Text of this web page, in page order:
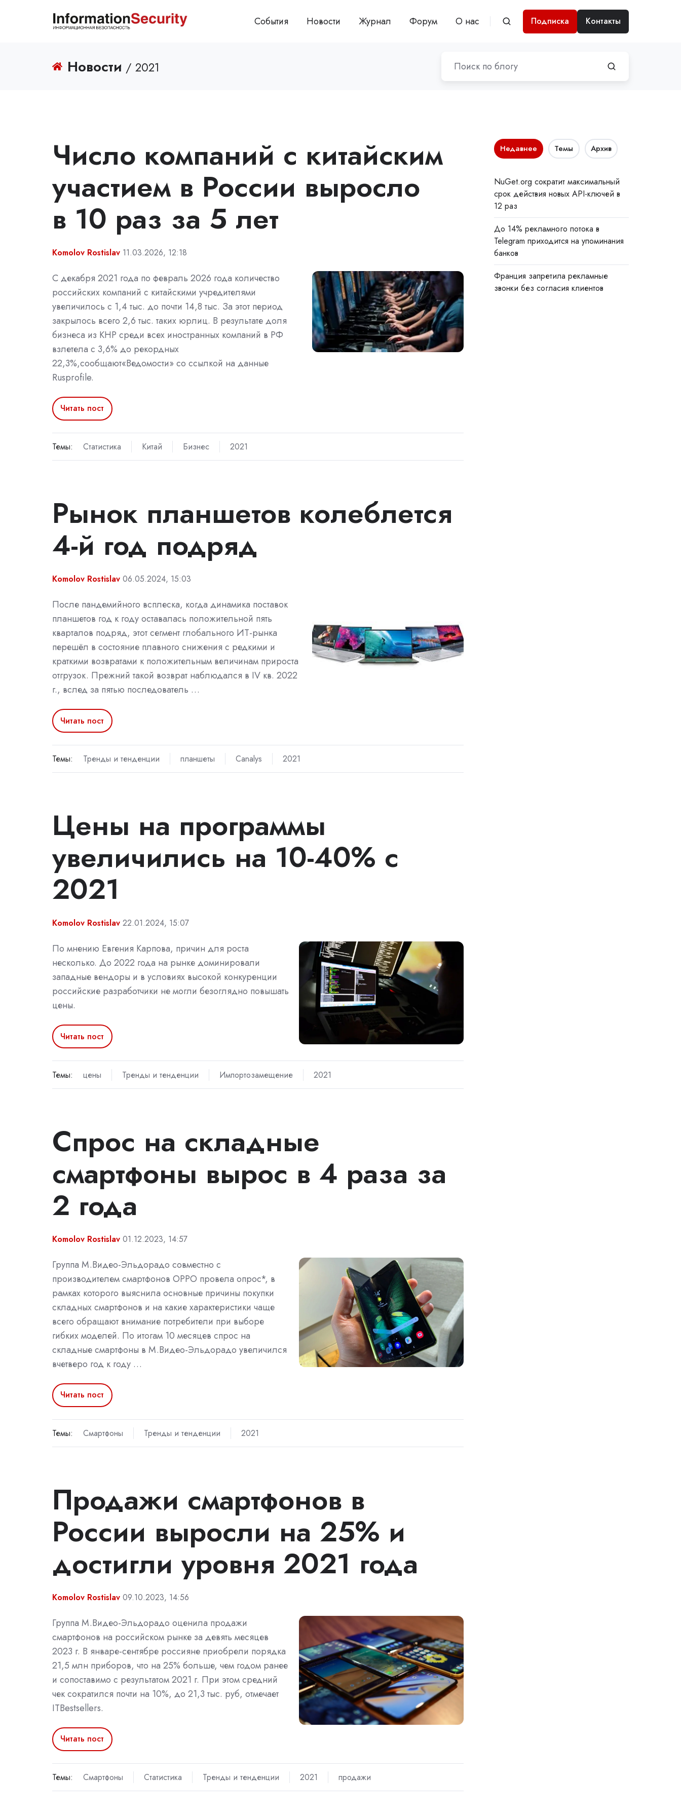
События Новости Журнал Форум О нас Подписка Контакты
Новости / 2021
Число компаний с китайским
участием в России выросло
в 10 раз за 5 лет
Komolov Rostislav 11.03.2026, 12:18
С декабря 2021 года по февраль 2026 года количество
российских компаний с китайскими учредителями
увеличилось с 1,4 тыс. до почти 14,8 тыс. За этот период
закрылось всего 2,6 тыс. таких юрлиц. В результате доля
бизнеса из КНР среди всех иностранных компаний в РФ
взлетела с 3,6% до рекордных
22,3%,сообщают«Ведомости» со ссылкой на данные
Rusprofile.
Читать пост
Темы: Статистика Китай Бизнес 2021
Рынок планшетов колеблется
4-й год подряд
Komolov Rostislav 06.05.2024, 15:03
После пандемийного всплеска, когда динамика поставок
планшетов год к году оставалась положительной пять
кварталов подряд, этот сегмент глобального ИТ-рынка
перешёл в состояние плавного снижения с редкими и
краткими возвратами к положительным величинам прироста
отгрузок. Прежний такой возврат наблюдался в IV кв. 2022
г., вслед за пятью последователь …
Читать пост
Темы: Тренды и тенденции планшеты Canalys 2021
Цены на программы
увеличились на 10-40% с
2021
Komolov Rostislav 22.01.2024, 15:07
По мнению Евгения Карпова, причин для роста
несколько. До 2022 года на рынке доминировали
западные вендоры и в условиях высокой конкуренции
российские разработчики не могли безоглядно повышать
цены.
Читать пост
Темы: цены Тренды и тенденции Импортозамещение 2021
Cпрос на складные
смартфоны вырос в 4 раза за
2 года
Komolov Rostislav 01.12.2023, 14:57
Группа М.Видео-Эльдорадо совместно с
производителем смартфонов OPPO провела опрос*, в
рамках которого выяснила основные причины покупки
складных смартфонов и на какие характеристики чаще
всего обращают внимание потребители при выборе
гибких моделей. По итогам 10 месяцев спрос на
складные смартфоны в М.Видео-Эльдорадо увеличился
вчетверо год к году …
Читать пост
Темы: Смартфоны Тренды и тенденции 2021
Продажи смартфонов в
России выросли на 25% и
достигли уровня 2021 года
Komolov Rostislav 09.10.2023, 14:56
Группа М.Видео-Эльдорадо оценила продажи
смартфонов на российском рынке за девять месяцев
2023 г. В январе-сентябре россияне приобрели порядка
21,5 млн приборов, что на 25% больше, чем годом ранее
и сопоставимо с результатом 2021 г. При этом средний
чек сократился почти на 10%, до 21,3 тыс. руб, отмечает
ITBestsellers.
Читать пост
Темы: Смартфоны Статистика Тренды и тенденции 2021 продажи
Недавнее Темы Архив
NuGet.org сократит максимальный
срок действия новых API-ключей в
12 раз
До 14% рекламного потока в
Telegram приходится на упоминания
банков
Франция запретила рекламные
звонки без согласия клиентов